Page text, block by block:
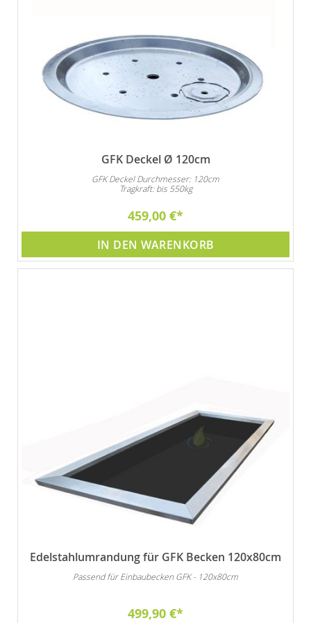
GFK Deckel Ø 120cm
GFK Deckel Durchmesser: 120cm
Tragkraft: bis 550kg
459,00 €
IN DEN WARENKORB
Edelstahlumrandung für GFK Becken 120x80cm
Passend für Einbaubecken GFK - 120x80cm
499,90 €